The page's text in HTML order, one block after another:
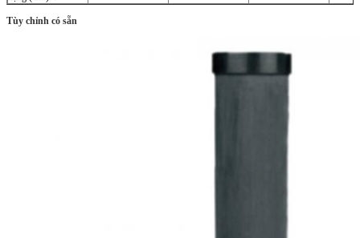
Tùy chỉnh có sẵn